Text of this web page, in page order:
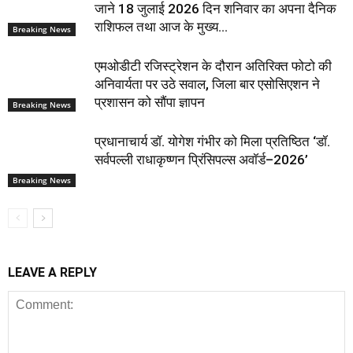
Breaking News
जाने 18 जुलाई 2026 दिन शनिवार का अपना दैनिक
राशिफल तथा आज के मुख्य...
Breaking News
एमओडीटी रजिस्ट्रेशन के दौरान अतिरिक्त फोटो की
अनिवार्यता पर उठे सवाल, जिला बार एसोसिएशन ने
प्रशासन को सौंपा ज्ञापन
Breaking News
प्रधानाचार्य डॉ. योगेश गंभीर को मिला प्रतिष्ठित ‘डॉ.
सर्वपल्ली राधाकृष्णन प्रिंसिपल्स अवॉर्ड–2026’
LEAVE A REPLY